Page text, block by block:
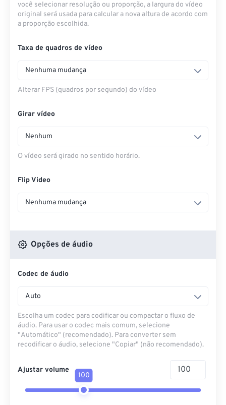
você selecionar resolução ou proporção, a largura do vídeo
original será usada para calcular a nova altura de acordo com
a proporção escolhida.
Taxa de quadros de vídeo
Nenhuma mudança
Alterar FPS (quadros por segundo) do vídeo
Girar vídeo
Nenhum
O vídeo será girado no sentido horário.
Flip Video
Nenhuma mudança
Opções de áudio
Codec de áudio
Auto
Escolha um codec para codificar ou compactar o fluxo de
áudio. Para usar o codec mais comum, selecione
"Automático" (recomendado). Para converter sem
recodificar o áudio, selecione "Copiar" (não recomendado).
Ajustar volume
100